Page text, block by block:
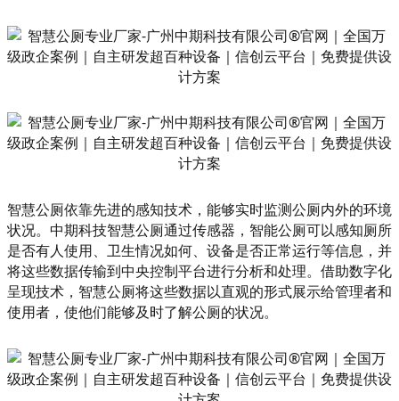
智慧公厕依靠先进的感知技术，能够实时监测公厕内外的环境
状况。中期科技智慧公厕通过传感器，智能公厕可以感知厕所
是否有人使用、卫生情况如何、设备是否正常运行等信息，并
将这些数据传输到中央控制平台进行分析和处理。借助数字化
呈现技术，智慧公厕将这些数据以直观的形式展示给管理者和
使用者，使他们能够及时了解公厕的状况。